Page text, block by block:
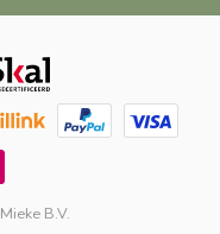
B.V.